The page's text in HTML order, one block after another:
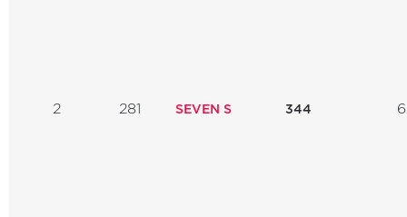
2 281 SEVEN S 344